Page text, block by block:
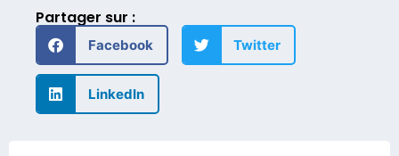
Partager sur :
Facebook Twitter
LinkedIn